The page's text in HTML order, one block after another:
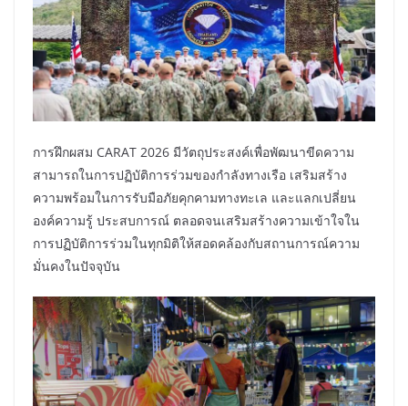
การฝึกผสม CARAT 2026 มีวัตถุประสงค์เพื่อพัฒนาขีดความ
สามารถในการปฏิบัติการร่วมของกำลังทางเรือ เสริมสร้าง
ความพร้อมในการรับมือภัยคุกคามทางทะเล และแลกเปลี่ยน
องค์ความรู้ ประสบการณ์ ตลอดจนเสริมสร้างความเข้าใจใน
การปฏิบัติการร่วมในทุกมิติให้สอดคล้องกับสถานการณ์ความ
มั่นคงในปัจจุบัน